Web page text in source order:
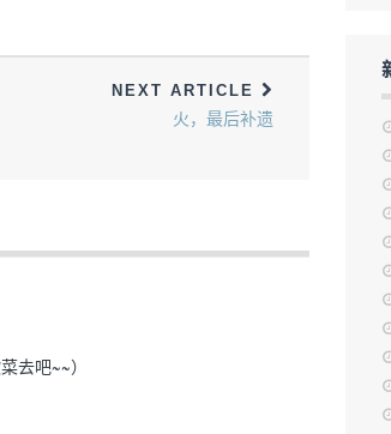
NEXT ARTICLE
火，最后补遗
去吧~~）